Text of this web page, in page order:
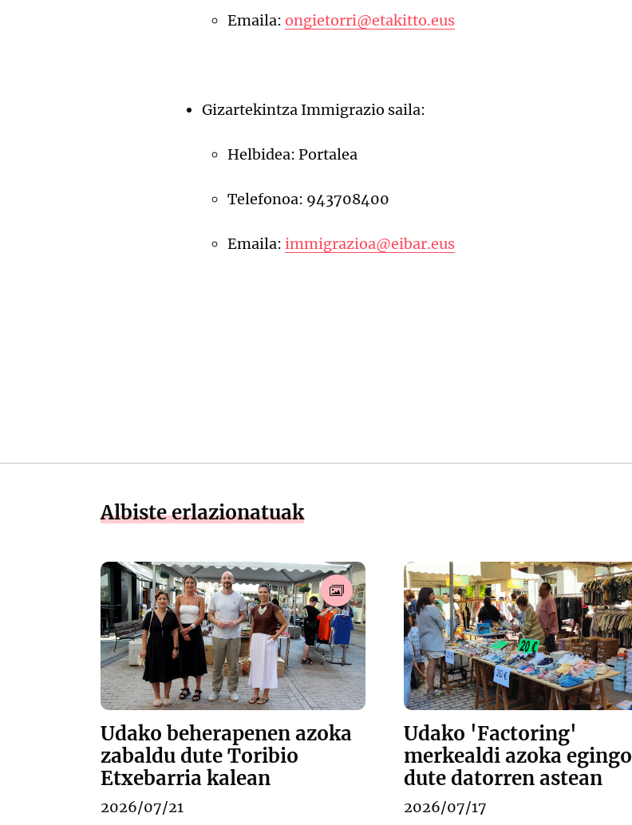
Emaila: ongietorri@etakitto.eus
Gizartekintza Immigrazio saila:
Helbidea: Portalea
Telefonoa: 943708400
Emaila: immigrazioa@eibar.eus
Albiste erlazionatuak
Udako beherapenen azoka
zabaldu dute Toribio
Etxebarria kalean
2026/07/21
Udako 'Factoring'
merkealdi azoka egingo
dute datorren astean
2026/07/17